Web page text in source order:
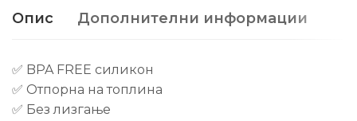
Опис Дополнителни информации
✅ BPA FREE силикон
✅ Отпорна на топлина
✅ Без лизгање